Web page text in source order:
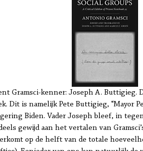
Gramsci-kenner: Joseph A. Buttigieg.
Dit is namelijk Pete Buttigieg, “Mayor
Biden. Vader Joseph bleef, in
gewijd aan het vertalen van
op de helft van de totale